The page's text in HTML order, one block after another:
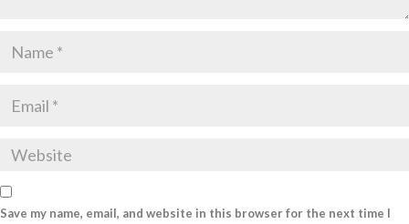
Save my name, email, and website in this browser for the next time I